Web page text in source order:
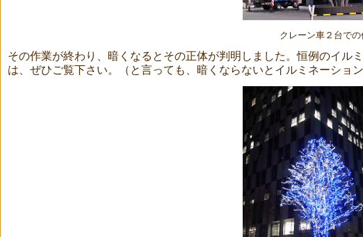
クレーン車２台での
その作業が終わり、暗くなるとその正体が判明しました。恒例のイル
は、ぜひご覧下さい。（と言っても、暗くならないとイルミネーショ